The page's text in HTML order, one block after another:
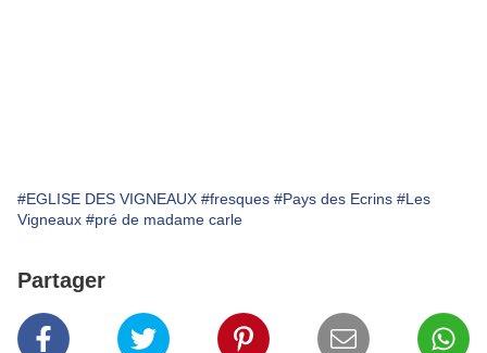
#EGLISE DES VIGNEAUX #fresques #Pays des Ecrins #Les
Vigneaux #pré de madame carle
Partager